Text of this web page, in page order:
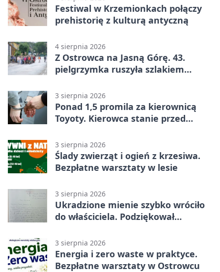
Festiwal w Krzemionkach połączy
prehistorię z kulturą antyczną
4 sierpnia 2026
Z Ostrowca na Jasną Górę. 43.
pielgrzymka ruszyła szlakiem
3 sierpnia 2026
Ponad 1,5 promila za kierownicą
Toyoty. Kierowca stanie przed
3 sierpnia 2026
Ślady zwierząt i ogień z krzesiwa.
Bezpłatne warsztaty w lesie
3 sierpnia 2026
Ukradzione mienie szybko wróciło
do właściciela. Podziękował
3 sierpnia 2026
Energia i zero waste w praktyce.
Bezpłatne warsztaty w Ostrowcu